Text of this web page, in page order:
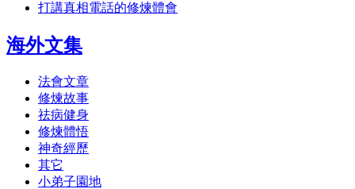
打講真相電話的修煉體會
海外文集
法會文章
修煉故事
祛病健身
修煉體悟
神奇經歷
其它
小弟子園地